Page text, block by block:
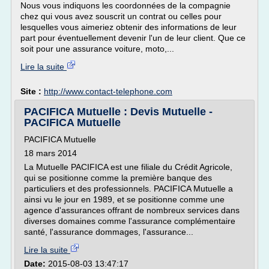
Nous vous indiquons les coordonnées de la compagnie
chez qui vous avez souscrit un contrat ou celles pour
lesquelles vous aimeriez obtenir des informations de leur
part pour éventuellement devenir l'un de leur client. Que ce
soit pour une assurance voiture, moto,...
Lire la suite
Site : http://www.contact-telephone.com
PACIFICA Mutuelle : Devis Mutuelle -
PACIFICA Mutuelle
PACIFICA Mutuelle
18 mars 2014
La Mutuelle PACIFICA est une filiale du Crédit Agricole,
qui se positionne comme la première banque des
particuliers et des professionnels. PACIFICA Mutuelle a
ainsi vu le jour en 1989, et se positionne comme une
agence d'assurances offrant de nombreux services dans
diverses domaines comme l'assurance complémentaire
santé, l'assurance dommages, l'assurance...
Lire la suite
Date: 2015-08-03 13:47:17